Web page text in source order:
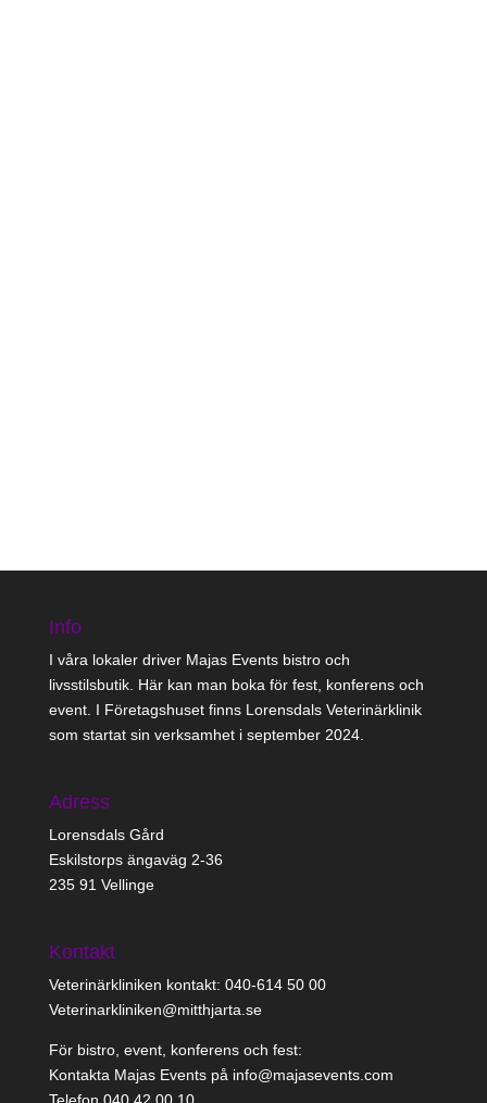
Info
I våra lokaler driver Majas Events bistro och
livsstilsbutik. Här kan man boka för fest, konferens och
event. I Företagshuset finns Lorensdals Veterinärklinik
som startat sin verksamhet i september 2024.
Adress
Lorensdals Gård
Eskilstorps ängaväg 2-36
235 91 Vellinge
Kontakt
Veterinärkliniken kontakt: 040-614 50 00
Veterinarkliniken@mitthjarta.se
För bistro, event, konferens och fest:
Kontakta Majas Events på info@majasevents.com